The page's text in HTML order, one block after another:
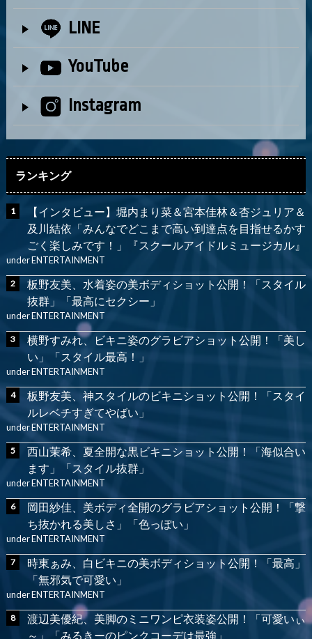
LINE
YouTube
Instagram
ランキング
【インタビュー】堀内まり菜＆宮本佳林＆杏ジュリア＆
及川結依「みんなでどこまで高い到達点を目指せるかす
ごく楽しみです！」『スクールアイドルミュージカル』
underENTERTAINMENT
板野友美、水着姿の美ボディショット公開！「スタイル
抜群」「最高にセクシー」
underENTERTAINMENT
横野すみれ、ビキニ姿のグラビアショット公開！「美し
い」「スタイル最高！」
underENTERTAINMENT
板野友美、神スタイルのビキニショット公開！「スタイ
ルレベチすぎてやばい」
underENTERTAINMENT
西山茉希、夏全開な黒ビキニショット公開！「海似合い
ます」「スタイル抜群」
underENTERTAINMENT
岡田紗佳、美ボディ全開のグラビアショット公開！「撃
ち抜かれる美しさ」「色っぽい」
underENTERTAINMENT
時東ぁみ、白ビキニの美ボディショット公開！「最高」
「無邪気で可愛い」
underENTERTAINMENT
渡辺美優紀、美脚のミニワンピ衣装姿公開！「可愛いぃ
～」「みるきーのピンクコーデは最強」